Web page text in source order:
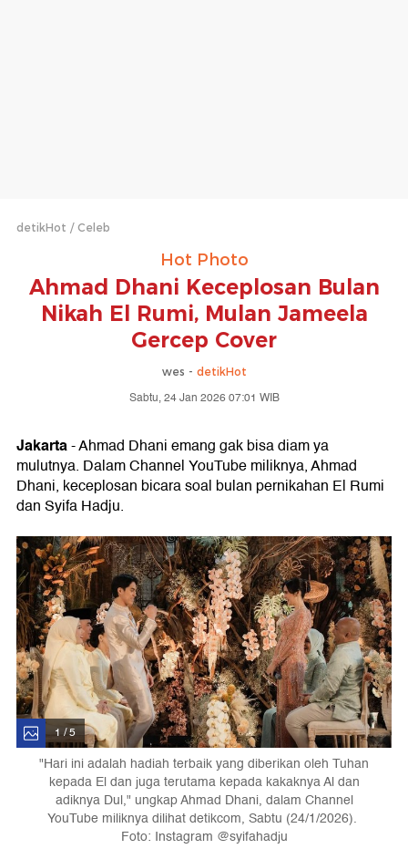
detikHot Celeb
Hot Photo
Ahmad Dhani Keceplosan Bulan
Nikah El Rumi, Mulan Jameela
Gercep Cover
wes - detikHot
Sabtu, 24 Jan 2026 07:01 WIB
Jakarta- Ahmad Dhani emang gak bisa diam ya
mulutnya. Dalam Channel YouTube miliknya, Ahmad
Dhani, keceplosan bicara soal bulan pernikahan El Rumi
dan Syifa Hadju.
1 / 5
"Hari ini adalah hadiah terbaik yang diberikan oleh Tuhan
kepada El dan juga terutama kepada kakaknya Al dan
adiknya Dul," ungkap Ahmad Dhani, dalam Channel
YouTube miliknya dilihat detikcom, Sabtu (24/1/2026).
Foto: Instagram @syifahadju